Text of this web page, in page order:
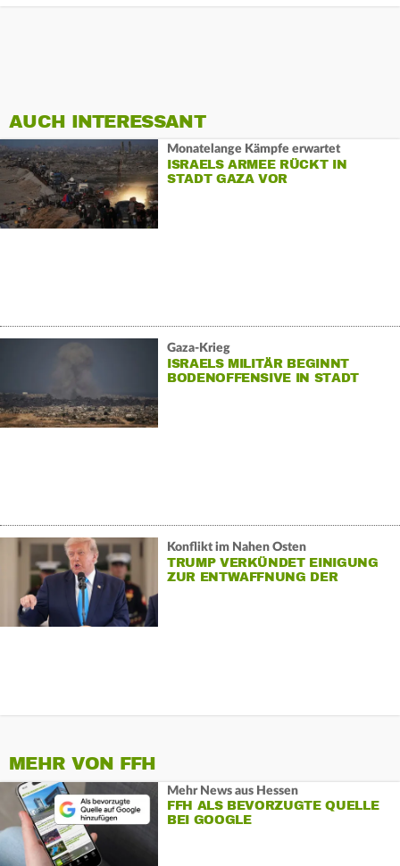
AUCH INTERESSANT
Monatelange Kämpfe erwartet
ISRAELS ARMEE RÜCKT IN
STADT GAZA VOR
Gaza-Krieg
ISRAELS MILITÄR BEGINNT
BODENOFFENSIVE IN STADT
Konflikt im Nahen Osten
TRUMP VERKÜNDET EINIGUNG
ZUR ENTWAFFNUNG DER
MEHR VON FFH
Mehr News aus Hessen
FFH ALS BEVORZUGTE QUELLE
BEI GOOGLE